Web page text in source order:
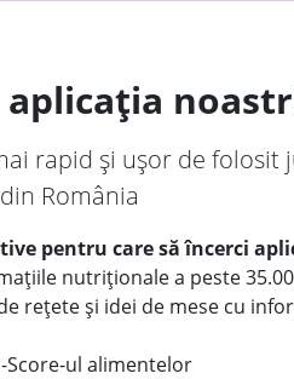
aplicația
rapid și ușor de
România
pentru care să încerci
nutriționale a peste
rețete și idei de mese cu
Score-ul alimentelor